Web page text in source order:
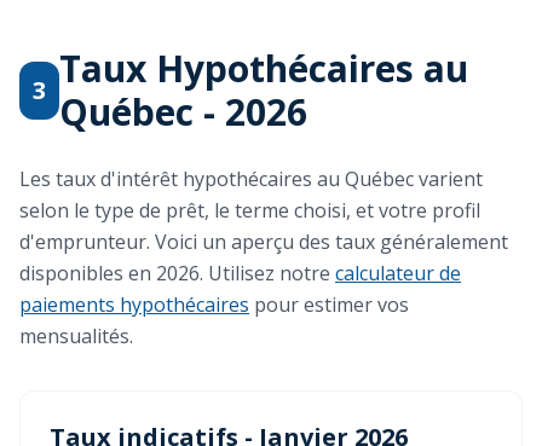
3 Taux Hypothécaires au
Québec - 2026
Les taux d'intérêt hypothécaires au Québec varient
selon le type de prêt, le terme choisi, et votre profil
d'emprunteur. Voici un aperçu des taux généralement
disponibles en 2026. Utilisez notre calculateur de
paiements hypothécaires pour estimer vos
mensualités.
Taux indicatifs - Janvier 2026